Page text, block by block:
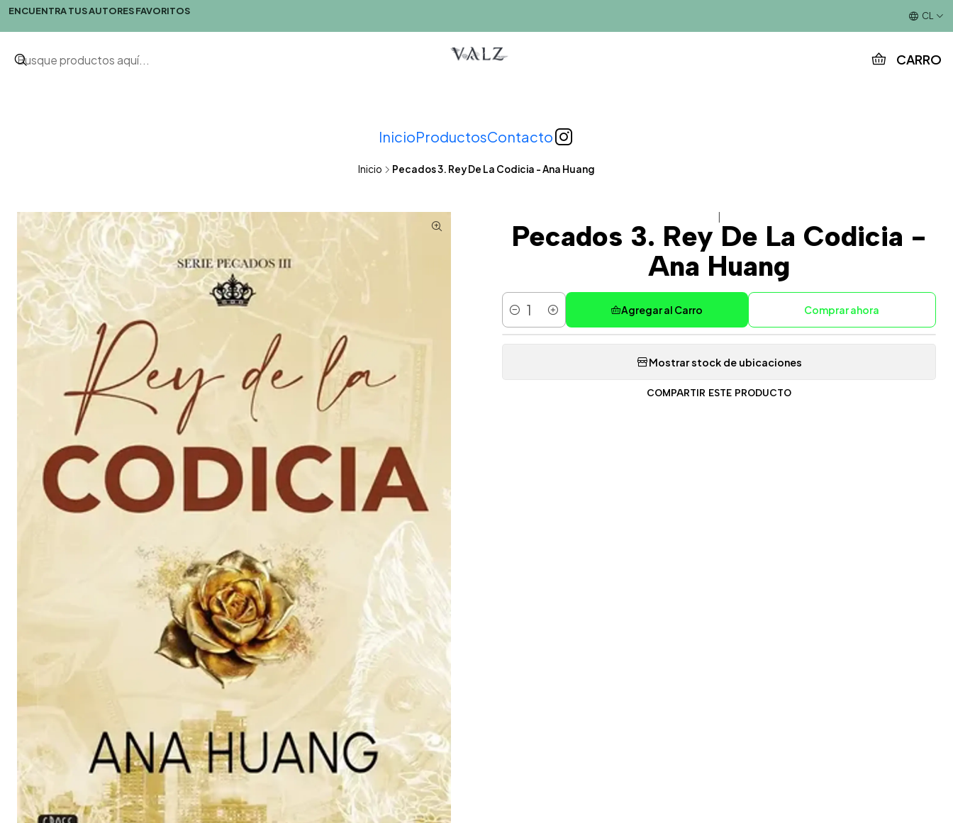
CARRO
InicioProductosContacto
ENCUENTRA TUS AUTORES FAVORITOS CL
Inicio Pecados 3. Rey De La Codicia - Ana Huang
Pecados 3. Rey De La Codicia -
Ana Huang
Cantidad
Agregar al Carro Comprar ahora
Mostrar stock de ubicaciones
COMPARTIR ESTE PRODUCTO